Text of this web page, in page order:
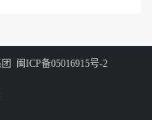
闽ICP备05016915号-2